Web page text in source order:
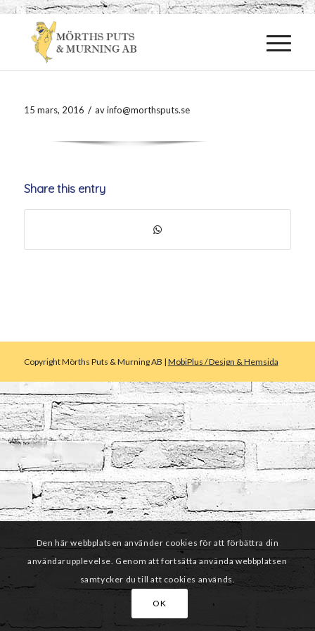
15 mars, 2016 / avinfo@morthsputs.se
Share this entry
Copyright Mörths Puts & Murning AB | MobiPlus / Design & Hemsida
Den här webbplatsen använder cookies för att förbättra din
användarupplevelse. Genom att fortsätta använda webbplatsen
samtycker du till att cookies används.
OK